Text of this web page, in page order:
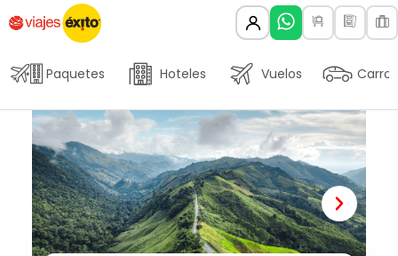
Paquetes Hoteles Vuelos Carros